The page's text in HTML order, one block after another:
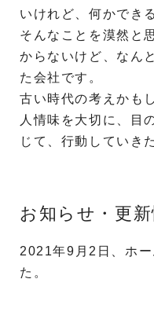
いけれど、何かでき
そんなことを漠然と
からないけど、なん
た会社です。
古い時代の考えかも
人情味を大切に、目
じて、行動していき
お知らせ・更新
2021年9月2日、ホ
た。